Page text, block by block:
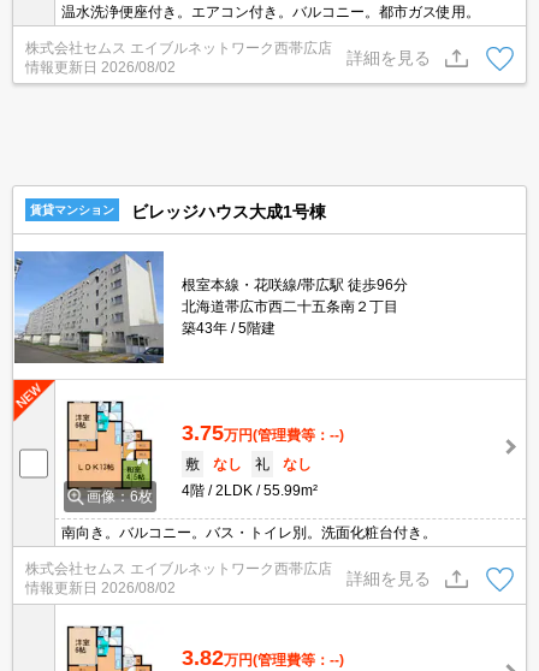
温水洗浄便座付き。エアコン付き。バルコニー。都市ガス使用。
株式会社セムス エイブルネットワーク西帯広店
情報更新日 2026/08/02
詳細を見る
賃貸マンション ビレッジハウス大成1号棟
根室本線・花咲線/帯広駅 徒歩96分
北海道帯広市西二十五条南２丁目
築43年
5階建
画像：6枚
3.75万円(管理費等：--)
敷
なし 礼
なし
4階
2LDK 55.99m²
南向き。バルコニー。バス・トイレ別。洗面化粧台付き。
株式会社セムス エイブルネットワーク西帯広店
情報更新日 2026/08/02
詳細を見る
3.82万円(管理費等：--)